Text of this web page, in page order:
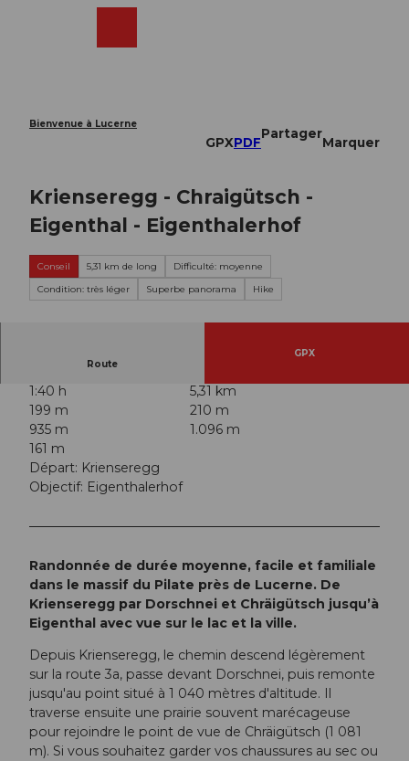
Bienvenue à Lucerne
GPXPDF
Partager
Marquer
Krienseregg - Chraigütsch -
Eigenthal - Eigenthalerhof
Conseil 5,31 km de long
Difficulté: moyenne
Condition: très léger
Superbe panorama Hike
Route
GPX
1:40 h
5,31 km
199 m
210 m
935 m
1.096 m
161 m
Départ: Krienseregg
Objectif: Eigenthalerhof
Randonnée de durée moyenne, facile et familiale
dans le massif du Pilate près de Lucerne. De
Krienseregg par Dorschnei et Chräigütsch jusqu’à
Eigenthal avec vue sur le lac et la ville.
Depuis Krienseregg, le chemin descend légèrement
sur la route 3a, passe devant Dorschnei, puis remonte
jusqu'au point situé à 1 040 mètres d'altitude. Il
traverse ensuite une prairie souvent marécageuse
pour rejoindre le point de vue de Chräigütsch (1 081
m). Si vous souhaitez garder vos chaussures au sec ou